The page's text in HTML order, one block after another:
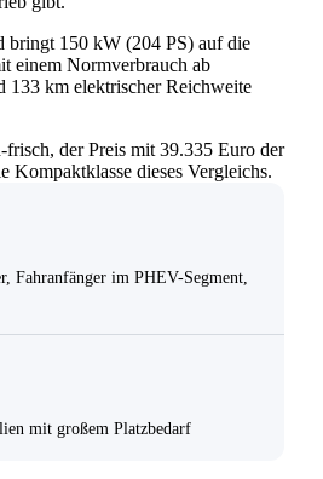
bringt 150 kW (204 PS) auf die
einem Normverbrauch ab
133 km elektrischer Reichweite
der Preis mit 39.335 Euro der
Kompaktklasse dieses Vergleichs.
Fahranfänger im PHEV-Segment,
mit großem Platzbedarf